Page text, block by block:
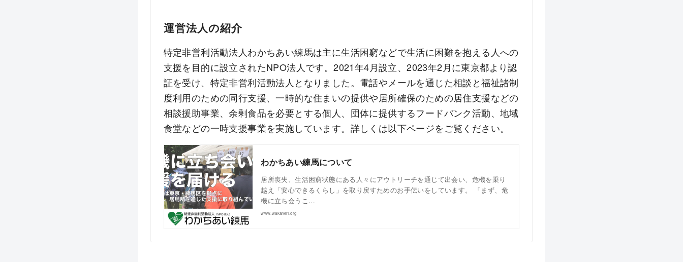
運営法人の紹介
特定非営利活動法人わかちあい練馬は主に生活困窮などで生活に困難を抱える人への
支援を目的に設立されたNPO法人です。2021年4月設立、2023年2月に東京都より認
証を受け、特定非営利活動法人となりました。電話やメールを通じた相談と福祉諸制
度利用のための同行支援、一時的な住まいの提供や居所確保のための居住支援などの
相談援助事業、余剰食品を必要とする個人、団体に提供するフードバンク活動、地域
食堂などの一時支援事業を実施しています。詳しくは以下ページをご覧ください。
わかちあい練馬について
居所喪失、生活困窮状態にある人々にアウトリーチを通じて出会い、危機を乗り
越え「安心できるくらし」を取り戻すためのお手伝いをしています。 「まず、危
機に立ち会うこ…
www.wakaneri.org